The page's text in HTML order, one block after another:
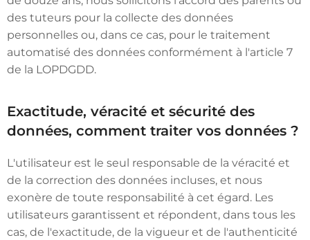
des tuteurs pour la collecte des données
personnelles ou, dans ce cas, pour le traitement
automatisé des données conformément à l'article 7
de la LOPDGDD.
Exactitude, véracité et sécurité des
données, comment traiter vos données ?
L'utilisateur est le seul responsable de la véracité et
de la correction des données incluses, et nous
exonère de toute responsabilité à cet égard. Les
utilisateurs garantissent et répondent, dans tous les
cas, de l'exactitude, de la vigueur et de l'authenticité